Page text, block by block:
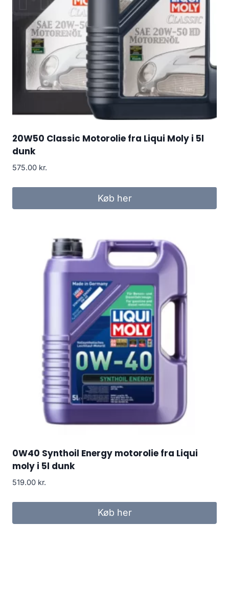
20W50 Classic Motorolie fra Liqui Moly i 5l
dunk
575.00 kr.
Køb her
0W40 Synthoil Energy motorolie fra Liqui
moly i 5l dunk
519.00 kr.
Køb her